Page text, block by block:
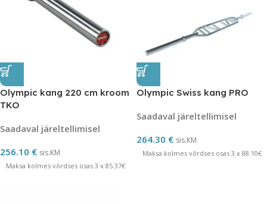
Olympic kang 220 cm kroom
TKO
Saadaval järeltellimisel
256.10 € sis.KM
Maksa kolmes võrdses osas 3 x 85.37€
Olympic Swiss kang PRO
Saadaval järeltellimisel
264.30 € sis.KM
Maksa kolmes võrdses osas 3 x 88.10€